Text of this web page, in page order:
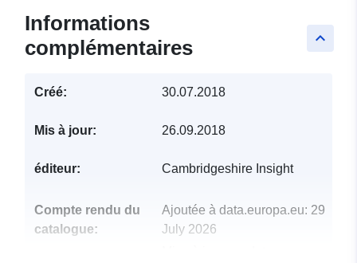
keyboard_arrow_up
Informations
complémentaires
Créé: 30.07.2018
Mis à jour: 26.09.2018
éditeur: Cambridgeshire Insight
Compte rendu du
catalogue:
Ajoutée à data.europa.eu: 29
July 2026